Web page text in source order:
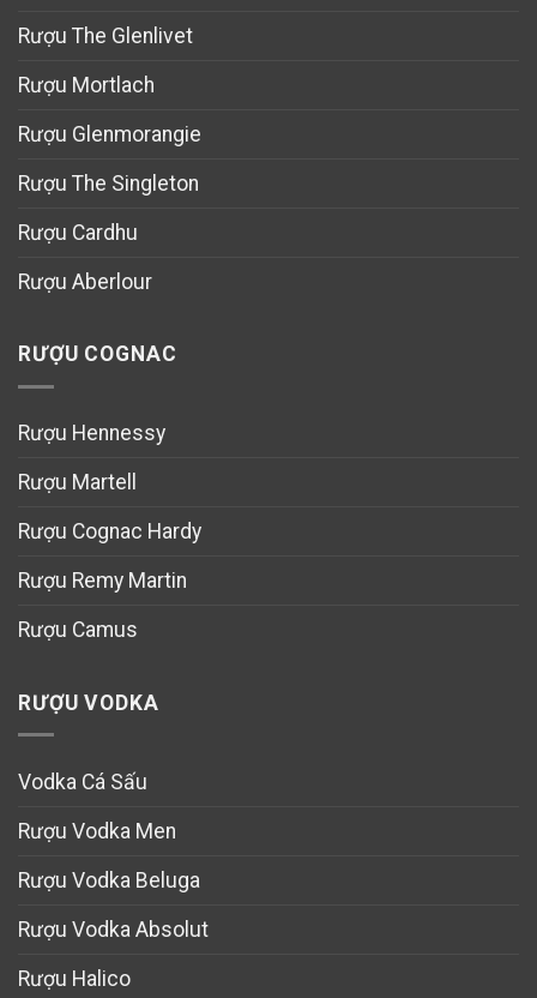
Rượu The Glenlivet
Rượu Mortlach
Rượu Glenmorangie
Rượu The Singleton
Rượu Cardhu
Rượu Aberlour
RƯỢU COGNAC
Rượu Hennessy
Rượu Martell
Rượu Cognac Hardy
Rượu Remy Martin
Rượu Camus
RƯỢU VODKA
Vodka Cá Sấu
Rượu Vodka Men
Rượu Vodka Beluga
Rượu Vodka Absolut
Rượu Halico